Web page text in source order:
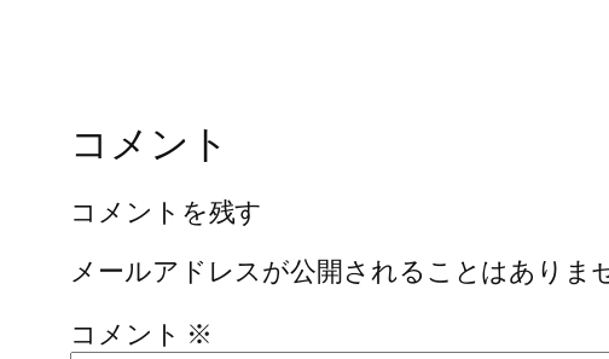
コメント
コメントを残す
メールアドレスが公開されることはありま
コメント ※